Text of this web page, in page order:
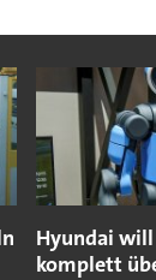
Hyundai
komplett